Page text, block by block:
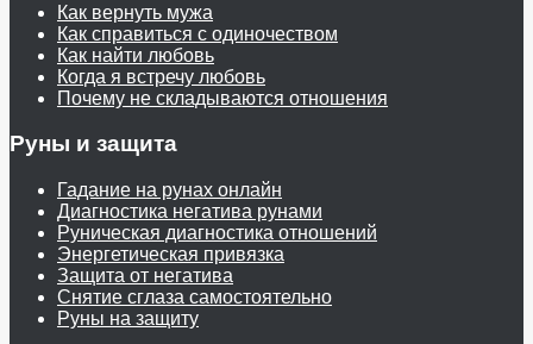
Как вернуть мужа
Как справиться с одиночеством
Как найти любовь
Когда я встречу любовь
Почему не складываются отношения
Руны и защита
Гадание на рунах онлайн
Диагностика негатива рунами
Руническая диагностика отношений
Энергетическая привязка
Защита от негатива
Снятие сглаза самостоятельно
Руны на защиту